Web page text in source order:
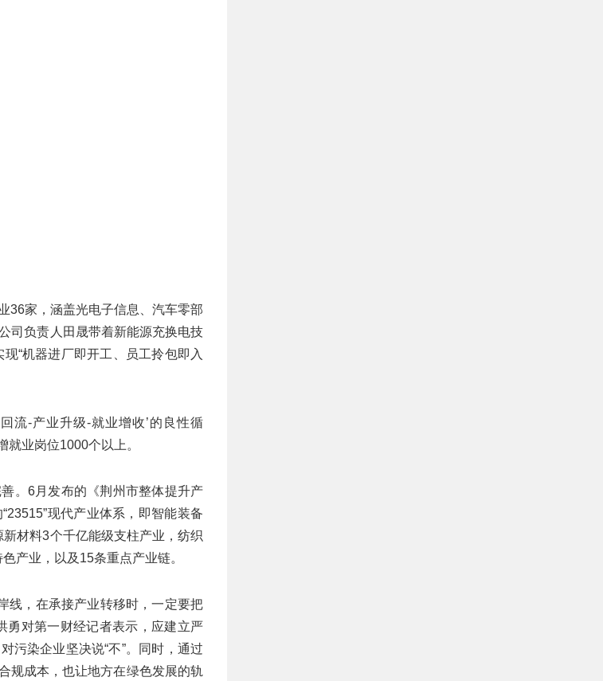
36家，涵盖光电子信息、汽车零部
司负责人田晟带着新能源充换电技
“机器进厂即开工、员工拎包即入
流-产业升级-就业增收’的良性循
业岗位1000个以上。
。6月发布的《荆州市整体提升产
现代产业体系，即智能装备
材料3个千亿能级支柱产业，纺织
产业，以及15条重点产业链。
线，在承接产业转移时，一定要把
勇对第一财经记者表示，应建立严
污染企业坚决说“不”。同时，通过
规成本，也让地方在绿色发展的轨